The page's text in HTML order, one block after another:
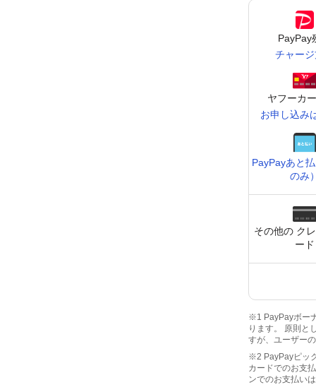
PayPay
チャー
ヤフーカ
お申し込み
PayPayあと
のみ
その他の ク
ード
※1 PayPayボー
ります。 原則と
すが、ユーザー
※2 PayPayピッ
カードでのお支
ンでのお支払い